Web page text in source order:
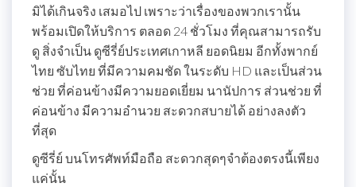
มิได้เกินจริง เสมอไป เพราะว่าเรื่องของพวกเรานั้น
พร้อมเปิดให้บริการ ตลอด 24 ชั่วโมง ที่คุณสามารถรับ
ดู สิ่งจำเป็น ดูซีรี่ย์ประเทศเกาหลี ยอดนิยม อีกทั้งพากย์
ไทย ซับไทย ที่มีความคมชัด ในระดับ HD และเป็นส่วน
ช่วย ที่ค่อนข้างมีความยอดเยี่ยม นานัปการ ส่วนช่วย ที่
ค่อนข้าง มีความอำนวย สะดวกสบายได้ อย่างลงตัว
ที่สุด
ดูซีรี่ย์ บนโทรศัพท์มือถือ สะดวกสุดๆจำต้องตรงนี้เพียง
แค่นั้น